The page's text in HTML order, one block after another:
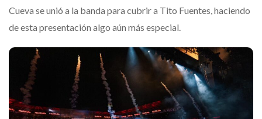
Cueva se unió a la banda para cubrir a Tito Fuentes, haciendo
de esta presentación algo aún más especial.